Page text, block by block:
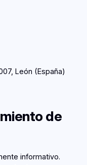
León (España)
de
informativo.